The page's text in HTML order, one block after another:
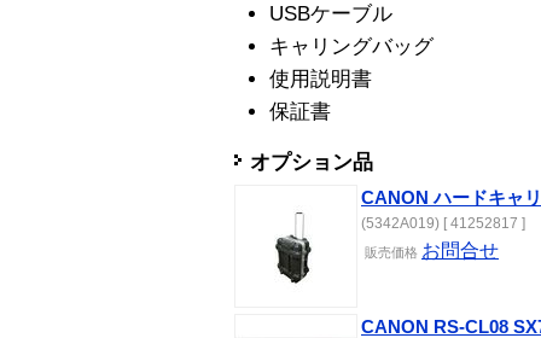
USBケーブル
キャリングバッグ
使用説明書
保証書
オプション品
CANON ハードキャ
(5342A019) [ 41252817 ]
販売価格 お問合せ
CANON RS-CL08